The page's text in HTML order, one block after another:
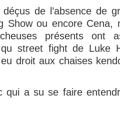
de l’absence de
Show ou encore Cena,
présents ont
street fight de Luke
droit aux chaises
qui a su se faire